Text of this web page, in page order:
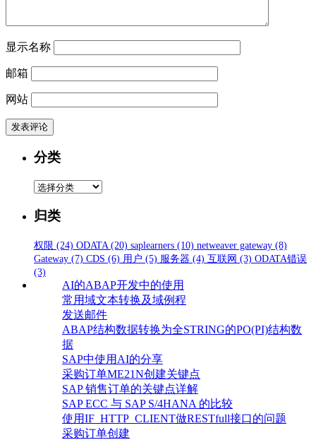
显示名称
邮箱
网站
分类
分
归类
权限 (24) ODATA (20) saplearners (10) netweaver gateway (8)
Gateway (7) CDS (6) 用户 (5) 服务器 (4) 互联网 (3) ODATA错误
(3)
AI的ABAP开发中的使用
常用域文本转换及域例程
发送邮件
ABAP结构数据转换为全STRING的PO(PI)结构数
据
SAP中使用AI的分享
采购订单ME21N创建关键点
SAP 销售订单的关键点详解
SAP ECC 与 SAP S/4HANA 的比较
使用IF_HTTP_CLIENT做RESTfull接口的问题
采购订单创建